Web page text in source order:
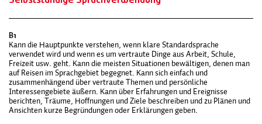
B1
Kann die Hauptpunkte verstehen, wenn klare Standardsprache
verwendet wird und wenn es um vertraute Dinge aus Arbeit, Schule,
Freizeit usw. geht. Kann die meisten Situationen bewältigen, denen man
auf Reisen im Sprachgebiet begegnet. Kann sich einfach und
zusammenhängend über vertraute Themen und persönliche
Interessengebiete äußern. Kann über Erfahrungen und Ereignisse
berichten, Träume, Hoffnungen und Ziele beschreiben und zu Plänen und
Ansichten kurze Begründungen oder Erklärungen geben.